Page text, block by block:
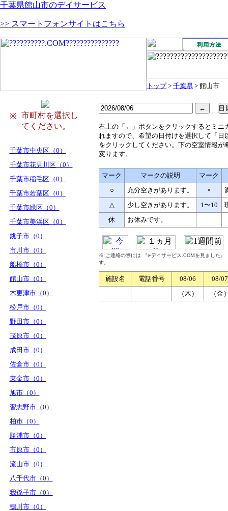
千葉県館山市のデイサービス
>> スマートフォンサイトはこちら
トップ> 千葉県 > 館山市
※
市町村を選択し
てください。
千葉市中央区（0）
千葉市花見川区（0）
千葉市稲毛区（0）
千葉市若葉区（0）
千葉市緑区（0）
千葉市美浜区（0）
銚子市（0）
市川市（0）
船橋市（0）
館山市（0）
木更津市（0）
松戸市（0）
野田市（0）
茂原市（0）
成田市（0）
佐倉市（0）
東金市（0）
旭市（0）
習志野市（0）
柏市（0）
勝浦市（0）
市原市（0）
流山市（0）
八千代市（0）
我孫子市（0）
鴨川市（0）
右上の「←」ボタンをクリックするとミニ
れますので、希望の日付けを選択して「日
をクリックしてください。下の空室情報が
変ります。
マーク マークの説明
マーク
○
充分空きがあります。 ×
△
少し空きがあります。 1〜10
休
お休みです。
※ ご連絡の際には 『e-デイサービス.COMを見ました
す。
施設名 電話番号 08/06
08/07
（木）
（金